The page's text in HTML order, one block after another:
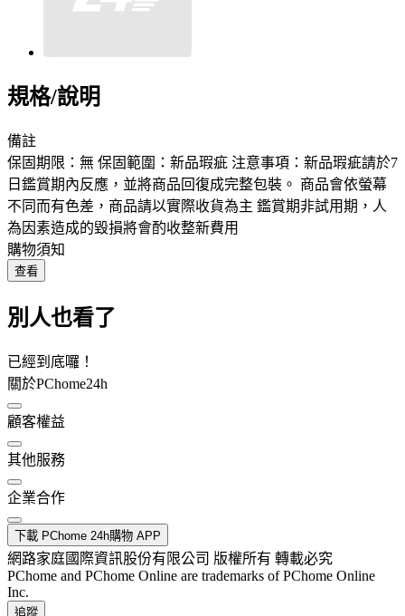
規格/說明
備註
保固期限：無 保固範圍：新品瑕疵 注意事項：新品瑕疵請於7
日鑑賞期內反應，並將商品回復成完整包裝。 商品會依螢幕
不同而有色差，商品請以實際收貨為主 鑑賞期非試用期，人
為因素造成的毀損將會酌收整新費用
購物須知
查看
別人也看了
已經到底囉！
關於PChome24h
顧客權益
其他服務
企業合作
下載 PChome 24h購物 APP
網路家庭國際資訊股份有限公司 版權所有 轉載必究
PChome and PChome Online are trademarks of PChome Online
Inc.
追蹤